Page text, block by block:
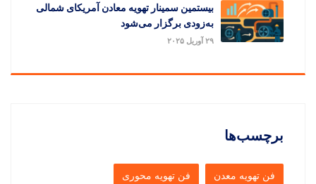
بیستمین سمینار تهویه معادن آمریکای شمالی
به‌زودی برگزار می‌شود
۲۹ آوریل ۲۰۲۵
برچسب‌ها
فن تهویه معدن فن تهویه محوری